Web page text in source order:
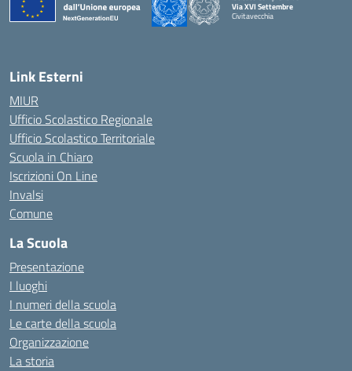
Via XVI Settembre
Civitavecchia
Link Esterni
MIUR
Ufficio Scolastico Regionale
Ufficio Scolastico Territoriale
Scuola in Chiaro
Iscrizioni On Line
Invalsi
Comune
La Scuola
Presentazione
I luoghi
I numeri della scuola
Le carte della scuola
Organizzazione
La storia